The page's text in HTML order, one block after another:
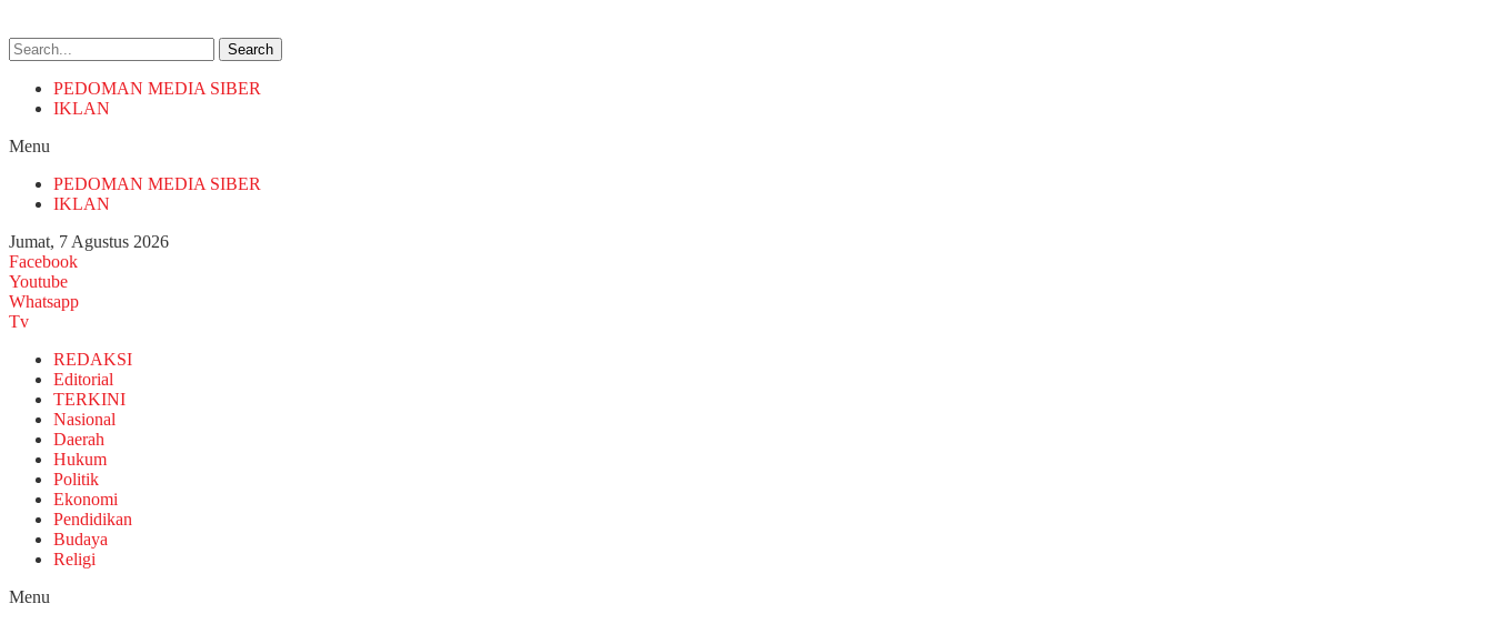
Search
PEDOMAN MEDIA SIBER
IKLAN
Menu
PEDOMAN MEDIA SIBER
IKLAN
Jumat, 7 Agustus 2026
Facebook
Youtube
Whatsapp
Tv
REDAKSI
Editorial
TERKINI
Nasional
Daerah
Hukum
Politik
Ekonomi
Pendidikan
Budaya
Religi
Menu